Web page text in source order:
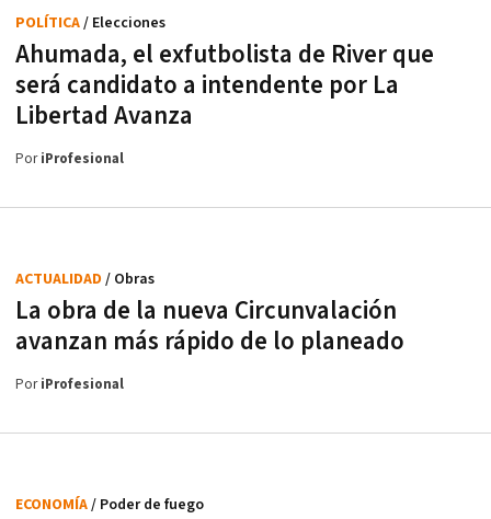
Ahumada, el exfutbolista de River que
será candidato a intendente por La
Libertad Avanza
POLÍTICA/ Elecciones
PoriProfesional
La obra de la nueva Circunvalación
avanzan más rápido de lo planeado
ACTUALIDAD / Obras
PoriProfesional
ECONOMÍA/ Poder de fuego